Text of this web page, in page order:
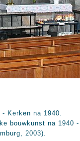
Kerken na 1940.
bouwkunst na 1940 -
2003).